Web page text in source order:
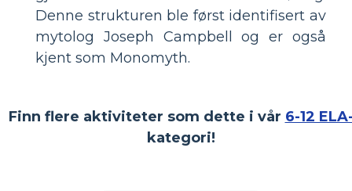
Denne strukturen ble først identifisert av
mytolog Joseph Campbell og er også
kjent som Monomyth.
Finn flere aktiviteter som dette i vår 6-12
kategori!